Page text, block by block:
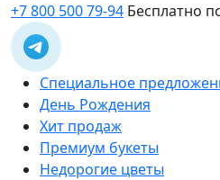
+7 800 500 79-94 Бесплатно
Специальное
День Рождения
Хит продаж
Премиум букеты
Недорогие цветы